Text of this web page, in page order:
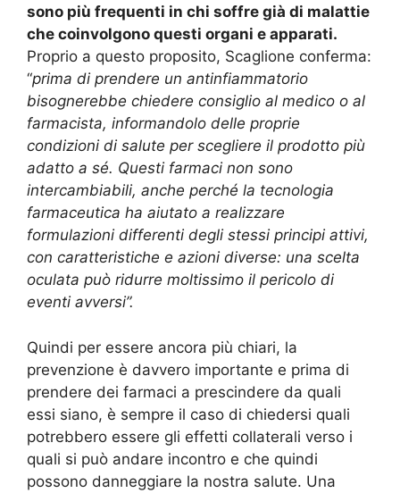
sono più frequenti in chi soffre già di malattie
che coinvolgono questi organi e apparati.
Proprio a questo proposito, Scaglione conferma:
“prima di prendere un antinfiammatorio
bisognerebbe chiedere consiglio al medico o al
farmacista, informandolo delle proprie
condizioni di salute per scegliere il prodotto più
adatto a sé. Questi farmaci non sono
intercambiabili, anche perché la tecnologia
farmaceutica ha aiutato a realizzare
formulazioni differenti degli stessi principi attivi,
con caratteristiche e azioni diverse: una scelta
oculata può ridurre moltissimo il pericolo di
eventi avversi”.
Quindi per essere ancora più chiari, la
prevenzione è davvero importante e prima di
prendere dei farmaci a prescindere da quali
essi siano, è sempre il caso di chiedersi quali
potrebbero essere gli effetti collaterali verso i
quali si può andare incontro e che quindi
possono danneggiare la nostra salute. Una